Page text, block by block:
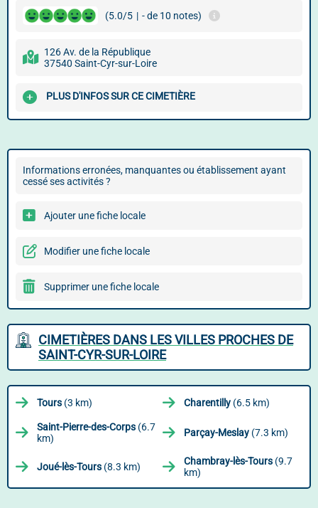
(5.0/5 | - de 10 notes)
126 Av. de la République
37540 Saint-Cyr-sur-Loire
PLUS D'INFOS SUR CE CIMETIÈRE
Informations erronées, manquantes ou établissement ayant
cessé ses activités ?
Ajouter une fiche locale
Modifier une fiche locale
Supprimer une fiche locale
CIMETIÈRES DANS LES VILLES PROCHES DE
SAINT-CYR-SUR-LOIRE
Tours (3 km) Charentilly (6.5 km)
Saint-Pierre-des-Corps (6.7
km)
Parçay-Meslay (7.3 km)
Joué-lès-Tours (8.3 km) Chambray-lès-Tours (9.7
km)